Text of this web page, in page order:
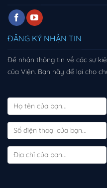
ĐĂNG KÝ NHẬN TIN
Để nhận thông tin về các sự
của Viện. Bạn hãy để lại cho